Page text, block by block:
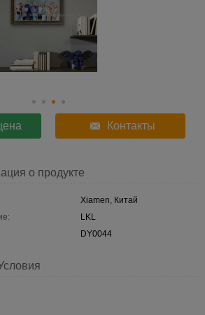
Контакты
о продукте
Xiamen, Китай
LKL
DY0044